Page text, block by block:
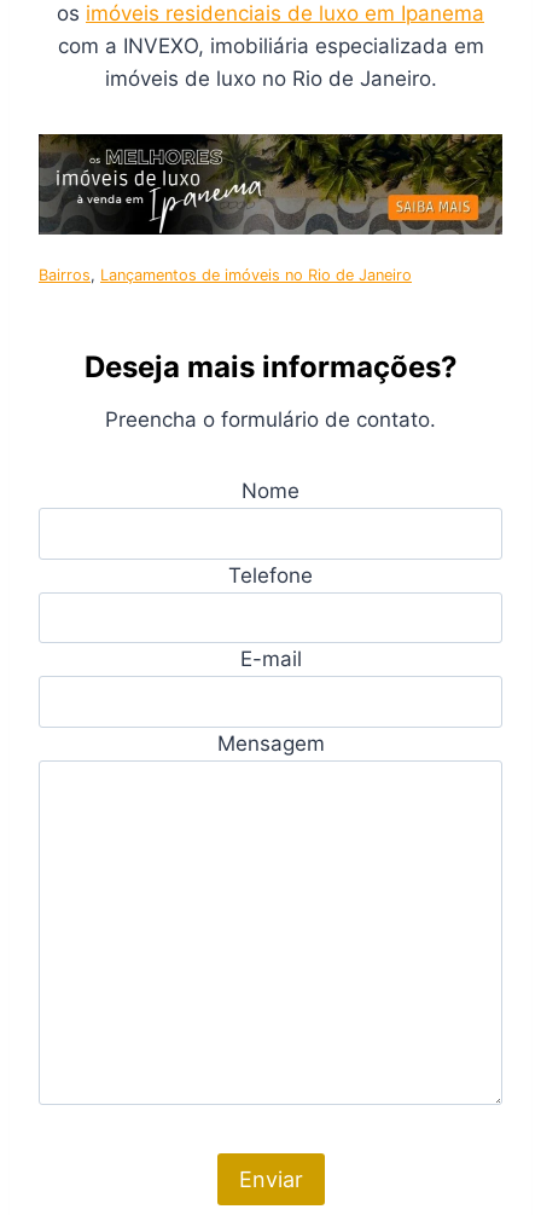
os imóveis residenciais de luxo em Ipanema
com a INVEXO, imobiliária especializada em
imóveis de luxo no Rio de Janeiro.
Bairros, Lançamentos de imóveis no Rio de Janeiro
Deseja mais informações?
Preencha o formulário de contato.
Nome
Telefone
E-mail
Mensagem